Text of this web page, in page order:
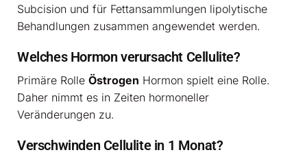
Subcision und für Fettansammlungen lipolytische
Behandlungen zusammen angewendet werden.
Welches Hormon verursacht Cellulite?
Primäre Rolle Östrogen Hormon spielt eine Rolle.
Daher nimmt es in Zeiten hormoneller
Veränderungen zu.
Verschwinden Cellulite in 1 Monat?